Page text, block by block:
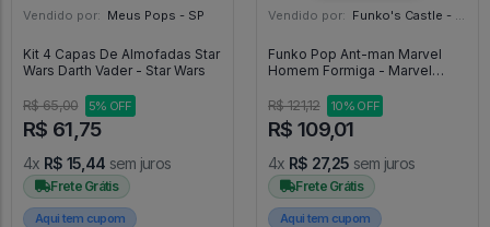
Vendido por: Meus Pops - SP
Kit 4 Capas De Almofadas Star
Wars Darth Vader - Star Wars
R$ 65,00 5% OFF
R$ 61,75
4x R$ 15,44 sem juros
Frete Grátis
Aqui tem cupom
Vendido por: Funko's Castle - SP
Funko Pop Ant-man Marvel
Homem Formiga - Marvel
R$ 121,12
10% OFF
R$ 109,01
4x R$ 27,25 sem juros
Frete Grátis
Aqui tem cupom